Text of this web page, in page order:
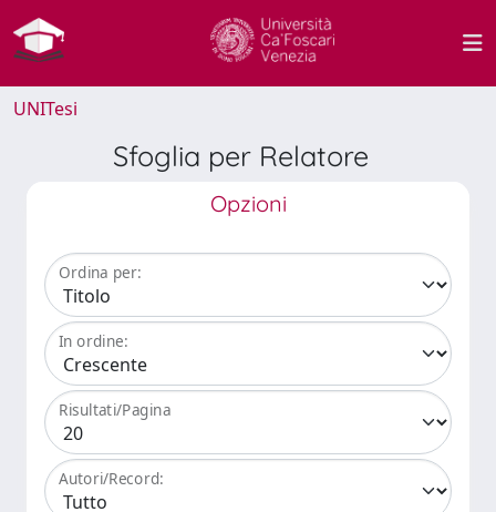
UNITesi
Sfoglia per Relatore
Opzioni
Ordina per:
In ordine:
Risultati/Pagina
Autori/Record: